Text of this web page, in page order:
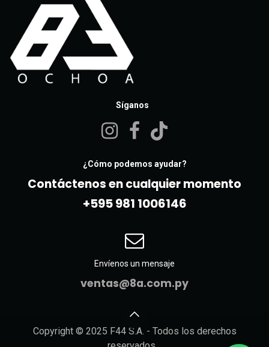
Síganos
¿Cómo podemos ayudar?
Contáctenos en cualquier momento
+595 981 10061​46
Envíenos un mensaje
ventas@8a.com.py
Copyright © 2025 F44 S.A. - Todos los derechos